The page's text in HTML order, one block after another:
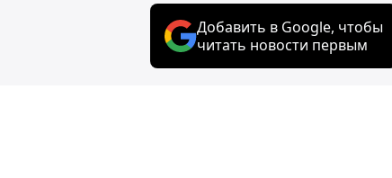
Добавить в Google, чтобы
читать новости первым